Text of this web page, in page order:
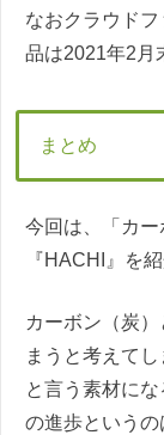
なおクラウド
品は2021年2月
まとめ
今回は、「カ
『HACHI』を
カーボン（炭
まうと考えて
と言う素材に
の進歩というの